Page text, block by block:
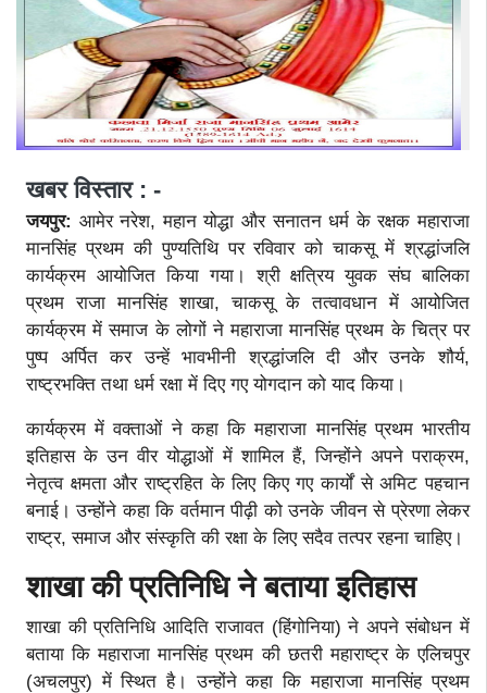
खबर विस्तार : -
जयपुर: आमेर नरेश, महान योद्धा और सनातन धर्म के रक्षक महाराजा
मानसिंह प्रथम की पुण्यतिथि पर रविवार को चाकसू में श्रद्धांजलि
कार्यक्रम आयोजित किया गया। श्री क्षत्रिय युवक संघ बालिका
प्रथम राजा मानसिंह शाखा, चाकसू के तत्वावधान में आयोजित
कार्यक्रम में समाज के लोगों ने महाराजा मानसिंह प्रथम के चित्र पर
पुष्प अर्पित कर उन्हें भावभीनी श्रद्धांजलि दी और उनके शौर्य,
राष्ट्रभक्ति तथा धर्म रक्षा में दिए गए योगदान को याद किया।
कार्यक्रम में वक्ताओं ने कहा कि महाराजा मानसिंह प्रथम भारतीय
इतिहास के उन वीर योद्धाओं में शामिल हैं, जिन्होंने अपने पराक्रम,
नेतृत्व क्षमता और राष्ट्रहित के लिए किए गए कार्यों से अमिट पहचान
बनाई। उन्होंने कहा कि वर्तमान पीढ़ी को उनके जीवन से प्रेरणा लेकर
राष्ट्र, समाज और संस्कृति की रक्षा के लिए सदैव तत्पर रहना चाहिए।
शाखा की प्रतिनिधि ने बताया इतिहास
शाखा की प्रतिनिधि आदिति राजावत (हिंगोनिया) ने अपने संबोधन में
बताया कि महाराजा मानसिंह प्रथम की छतरी महाराष्ट्र के एलिचपुर
(अचलपुर) में स्थित है। उन्होंने कहा कि महाराजा मानसिंह प्रथम